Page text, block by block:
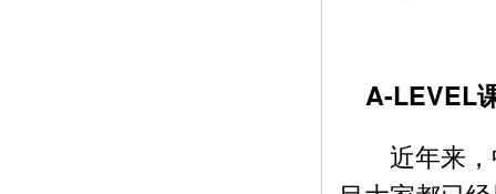
A-LEVEL
近年来，